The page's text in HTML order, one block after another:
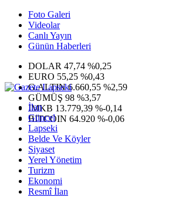
Foto Galeri
Videolar
Canlı Yayın
Günün Haberleri
DOLAR 47,74 %0,25
EURO 55,25 %0,43
G.ALTIN6.660,55 %2,59
GÜMÜŞ 98 %3,57
IMKB 13.779,39 %-0,14
BITCOIN 64.920 %-0,06
İlan
Güncel
Lapseki
Belde Ve Köyler
Siyaset
Yerel Yönetim
Turizm
Ekonomi
Resmî İlan